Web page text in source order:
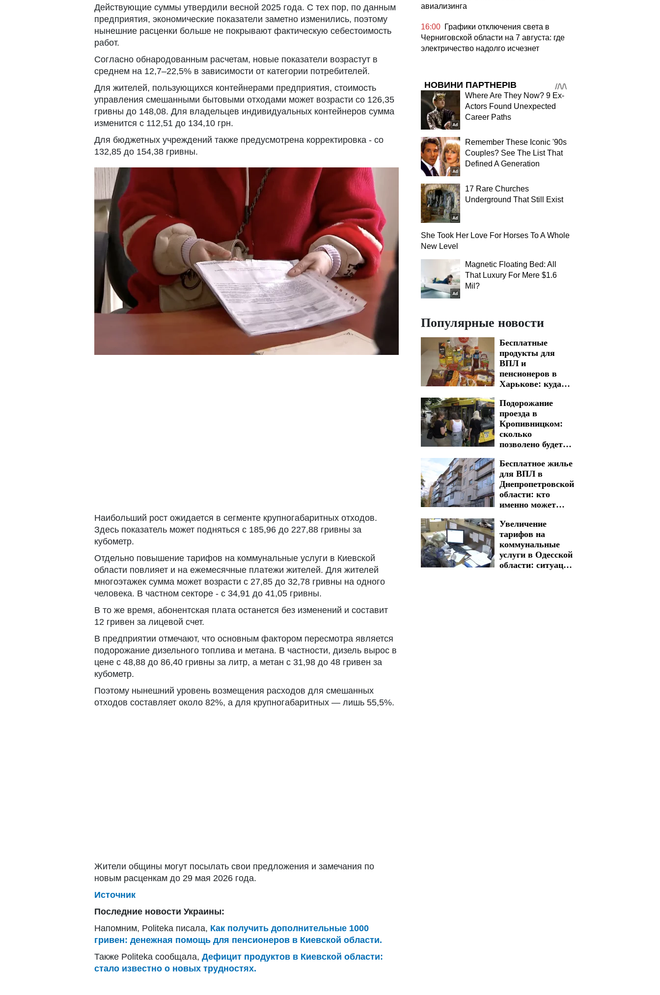
Действующие суммы утвердили весной 2025 года. С тех пор, по данным
предприятия, экономические показатели заметно изменились, поэтому
нынешние расценки больше не покрывают фактическую себестоимость
работ.
Согласно обнародованным расчетам, новые показатели возрастут в
среднем на 12,7–22,5% в зависимости от категории потребителей.
Для жителей, пользующихся контейнерами предприятия, стоимость
управления смешанными бытовыми отходами может возрасти со 126,35
гривны до 148,08. Для владельцев индивидуальных контейнеров сумма
изменится с 112,51 до 134,10 грн.
Для бюджетных учреждений также предусмотрена корректировка - со
132,85 до 154,38 гривны.
Наибольший рост ожидается в сегменте крупногабаритных отходов.
Здесь показатель может подняться с 185,96 до 227,88 гривны за
кубометр.
Отдельно повышение тарифов на коммунальные услуги в Киевской
области повлияет и на ежемесячные платежи жителей. Для жителей
многоэтажек сумма может возрасти с 27,85 до 32,78 гривны на одного
человека. В частном секторе - с 34,91 до 41,05 гривны.
В то же время, абонентская плата останется без изменений и составит
12 гривен за лицевой счет.
В предприятии отмечают, что основным фактором пересмотра является
подорожание дизельного топлива и метана. В частности, дизель вырос в
цене с 48,88 до 86,40 гривны за литр, а метан с 31,98 до 48 гривен за
кубометр.
Поэтому нынешний уровень возмещения расходов для смешанных
отходов составляет около 82%, а для крупногабаритных — лишь 55,5%.
Жители общины могут посылать свои предложения и замечания по
новым расценкам до 29 мая 2026 года.
Источник
Последние новости Украины:
Напомним, Politeka писала, Как получить дополнительные 1000
гривен: денежная помощь для пенсионеров в Киевской области.
Также Politeka сообщала, Дефицит продуктов в Киевской области:
стало известно о новых трудностях.
авиализинга
16:00 Графики отключения света в
Черниговской области на 7 августа: где
электричество надолго исчезнет
НОВИНИ ПАРТНЕРІВ
Where Are They Now? 9 Ex-
Actors Found Unexpected
Career Paths
Remember These Iconic '90s
Couples? See The List That
Defined A Generation
17 Rare Churches
Underground That Still Exist
She Took Her Love For Horses To A Whole
New Level
Magnetic Floating Bed: All
That Luxury For Mere $1.6
Mil?
Популярные новости
Бесплатные
продукты для
ВПЛ и
пенсионеров в
Харькове: куда
получения
жизненно важной
помощи
Подорожание
проезда в
Кропивницком:
сколько
позволено будет
льготникам
Бесплатное жилье
для ВПЛ в
Днепропетровской
области: кто
именно может
Увеличение
тарифов на
коммунальные
услуги в Одесской
области: ситуация